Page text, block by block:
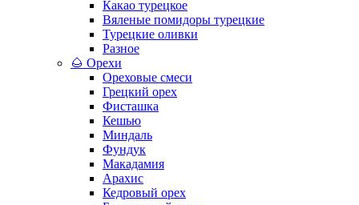
Какао турецкое
Вяленые помидоры турецкие
Турецкие оливки
Разное
🌰 Орехи
Ореховые смеси
Грецкий орех
Фисташка
Кешью
Миндаль
Фундук
Макадамия
Арахис
Кедровый орех